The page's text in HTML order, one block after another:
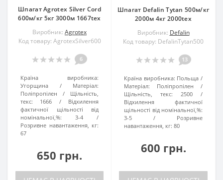
Шпагат Agrotex Silver Cord
600м/кг 5кг 3000м 1667tex
Виробник: Agrotex
Код товару: AgrotexSilver600
6
Країна виробника:
Угорщина
Матеріал:
Поліпропілен
Щільність,
текс:
1666
Відхилення
фактичної щільності від
номінальної,%:
3-4
Розривне навантаження, кг:
67
650 грн.
Шпагат Defalin Tytan 500м/кг
2000м 4кг 2000tex
Виробник: Defalin
Код товару: DefalinTytan500
13
Країна виробника: Польща
Матеріал:
Поліпропілен
Щільність, текс:
2500
Відхилення фактичної
щільності від номінальної,%:
3-5
Розривне
навантаження, кг: 80
600 грн.